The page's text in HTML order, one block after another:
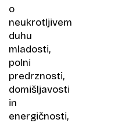
o
neukrotljivem
duhu
mladosti,
polni
predrznosti,
domišljavosti
in
energičnosti,